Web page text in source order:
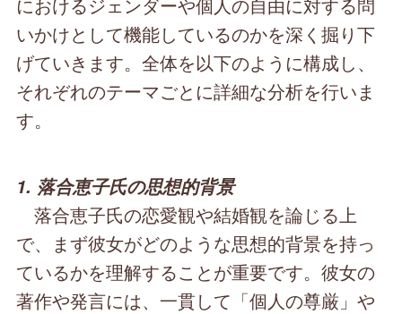
いかけとして機能しているのかを深く掘り下
げていきます。全体を以下のように構成し、
それぞれのテーマごとに詳細な分析を行いま
す。
1. 落合恵子氏の思想的背景
落合恵子氏の恋愛観や結婚観を論じる上
で、まず彼女がどのような思想的背景を持っ
ているかを理解することが重要です。彼女の
著作や発言には、一貫して「個人の尊厳」や